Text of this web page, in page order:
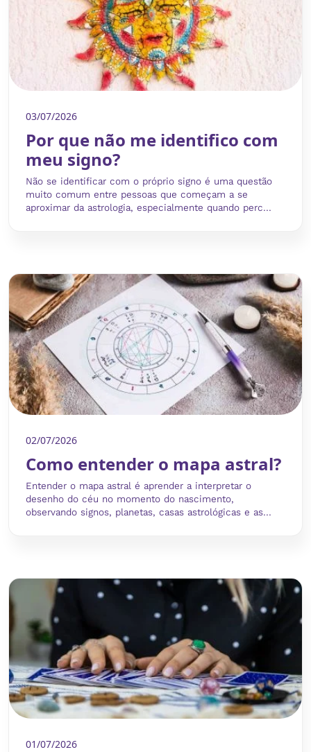
03/07/2026
Por que não me identifico com
meu signo?
Não se identificar com o próprio signo é uma questão
muito comum entre pessoas que começam a se
aproximar da astrologia, especialmente quando perc...
02/07/2026
Como entender o mapa astral?
Entender o mapa astral é aprender a interpretar o
desenho do céu no momento do nascimento,
observando signos, planetas, casas astrológicas e as...
01/07/2026